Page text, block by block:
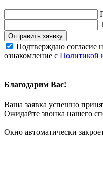
Отправить заявку
Подтверждаю согласие
ознакомление с Политикой
Благодарим Вас!
Ваша заявка успешно
Ожидайте звонка нашего
Окно автоматически